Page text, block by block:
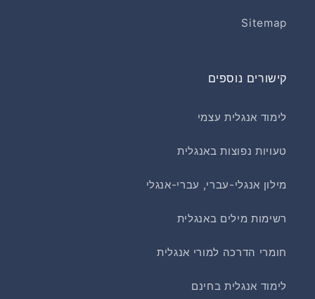
Sitemap
קישורים נוספים
לימוד אנגלית עצמי
טעויות נפוצות באנגלית
מילון אנגלי-עברי, עברי-אנגלי
רשימות מילים באנגלית
חומרי הדרכה למורי אנגלית
לימוד אנגלית בחינם